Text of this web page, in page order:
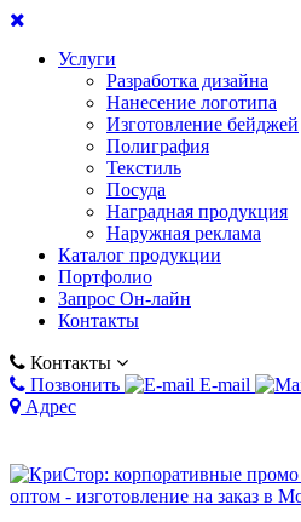
Услуги
Разработка дизайна
Нанесение логотипа
Изготовление бейджей
Полиграфия
Текстиль
Посуда
Наградная продукция
Наружная реклама
Каталог продукции
Портфолио
Запрос Он-лайн
Контакты
Контакты
Позвонить
E-mail
Адрес